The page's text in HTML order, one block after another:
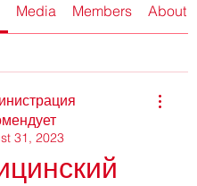
Media Members About
31, 2023